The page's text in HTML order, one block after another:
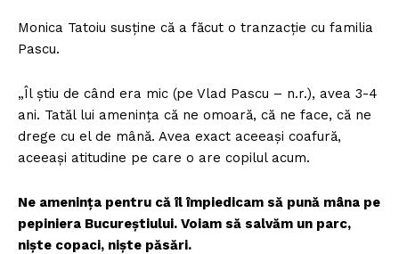
Monica Tatoiu susține că a făcut o tranzacție cu familia
Pascu.
„Îl știu de când era mic (pe Vlad Pascu – n.r.), avea 3-4
ani. Tatăl lui amenința că ne omoară, că ne face, că ne
drege cu el de mână. Avea exact aceeași coafură,
aceeași atitudine pe care o are copilul acum.
Ne amenința pentru că îl împiedicam să pună mâna pe
pepiniera Bucureștiului. Voiam să salvăm un parc,
niște copaci, niște păsări.